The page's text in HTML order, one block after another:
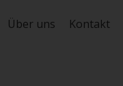
Über uns Kontakt